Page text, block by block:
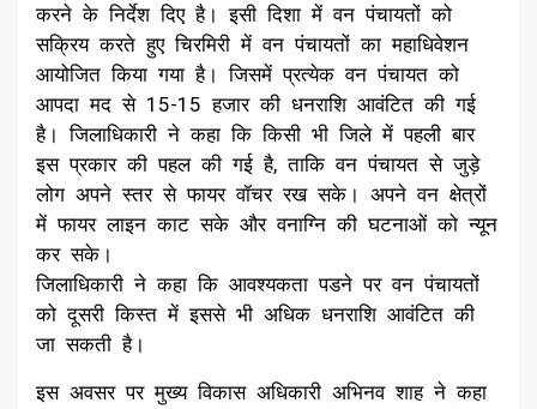
करने के निर्देश दिए है। इसी दिशा में वन पंचायतों को
सक्रिय करते हुए चिरमिरी में वन पंचायतों का महाधिवेशन
आयोजित किया गया है। जिसमें प्रत्येक वन पंचायत को
आपदा मद से 15-15 हजार की धनराशि आवंटित की गई
है। जिलाधिकारी ने कहा कि किसी भी जिले में पहली बार
इस प्रकार की पहल की गई है, ताकि वन पंचायत से जुड़े
लोग अपने स्तर से फायर वॉचर रख सके। अपने वन क्षेत्रों
में फायर लाइन काट सके और वनाग्नि की घटनाओं को न्यून
कर सके।
जिलाधिकारी ने कहा कि आवश्यकता पडने पर वन पंचायतों
को दूसरी किस्त में इससे भी अधिक धनराशि आवंटित की
जा सकती है।
इस अवसर पर मुख्य विकास अधिकारी अभिनव शाह ने कहा